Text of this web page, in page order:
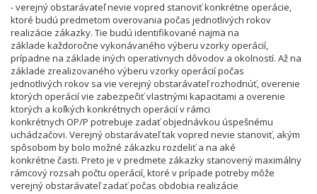
- verejný obstarávateľ nevie vopred stanoviť konkrétne operácie,
ktoré budú predmetom overovania počas jednotlivých rokov
realizácie zákazky. Tie budú identifikované najmä na
základe každoročne vykonávaného výberu vzorky operácií,
prípadne na základe iných operatívnych dôvodov a okolností. Až na
základe zrealizovaného výberu vzorky operácií počas
jednotlivých rokov sa vie verejný obstarávateľ rozhodnúť, overenie
ktorých operácií vie zabezpečiť vlastnými kapacitami a overenie
ktorých a koľkých konkrétnych operácií v rámci
konkrétnych OP/P potrebuje zadať objednávkou úspešnému
uchádzačovi. Verejný obstarávateľ tak vopred nevie stanoviť, akým
spôsobom by bolo možné zákazku rozdeliť a na aké
konkrétne časti. Preto je v predmete zákazky stanovený maximálny
rámcový rozsah počtu operácií, ktoré v prípade potreby môže
verejný obstarávateľ zadať počas obdobia realizácie